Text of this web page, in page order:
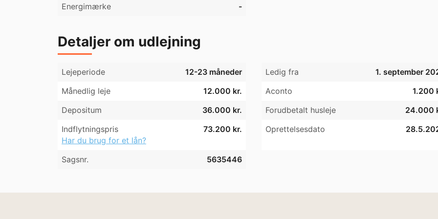
Energimærke
-
Detaljer om udlejning
Lejeperiode 12-23 måneder Ledig fra
1. september
Månedlig leje
12.000 kr. Aconto
1.200
Depositum
36.000 kr. Forudbetalt husleje
24.000
Indflytningspris
73.200 kr.
Har du brug for et lån?
Oprettelsesdato
Sagsnr. 5635446